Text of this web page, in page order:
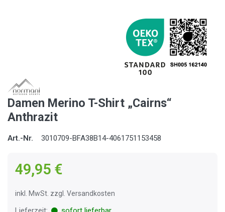
Damen Merino T-Shirt „Cairns“
Anthrazit
Art.-Nr. 3010709-BFA38B14-4061751153458
49,95 €
inkl. MwSt. zzgl. Versandkosten